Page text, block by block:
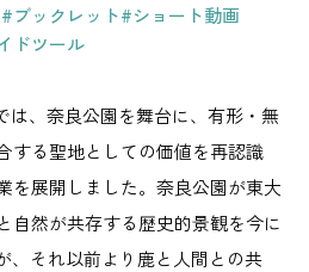
#ブックレット#ショート動画
ドツール
は、奈良公園を舞台に、有形・無
する聖地としての価値を再認識
を展開しました。奈良公園が東大
自然が共存する歴史的景観を今に
、それ以前より鹿と人間との共